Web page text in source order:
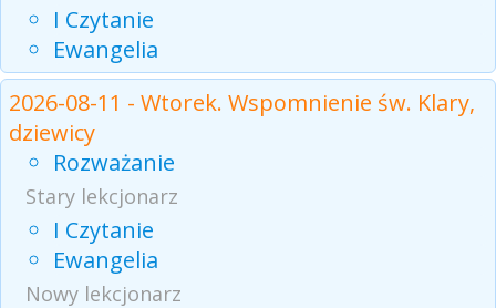
I Czytanie
Ewangelia
2026-08-11 - Wtorek. Wspomnienie św. Klary,
dziewicy
Rozważanie
Stary lekcjonarz
I Czytanie
Ewangelia
Nowy lekcjonarz